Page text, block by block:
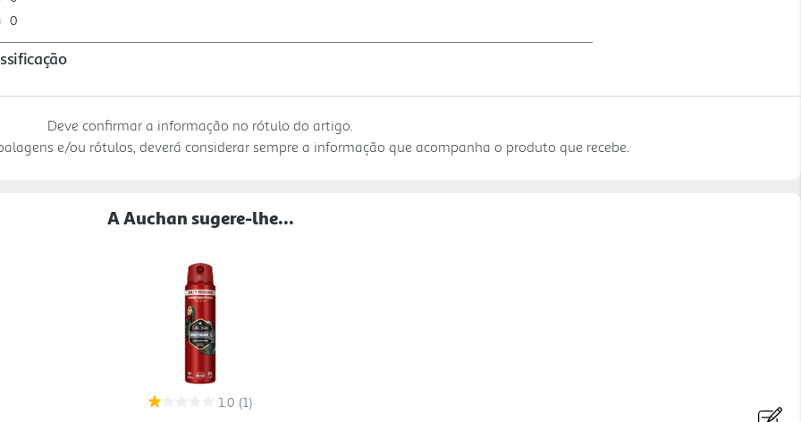
Deve confirmar a informação no rótulo do artigo.
e/ou rótulos, deverá considerar sempre a informação que acompanha o produto que recebe.
A Auchan sugere-lhe...
1.0 (1)